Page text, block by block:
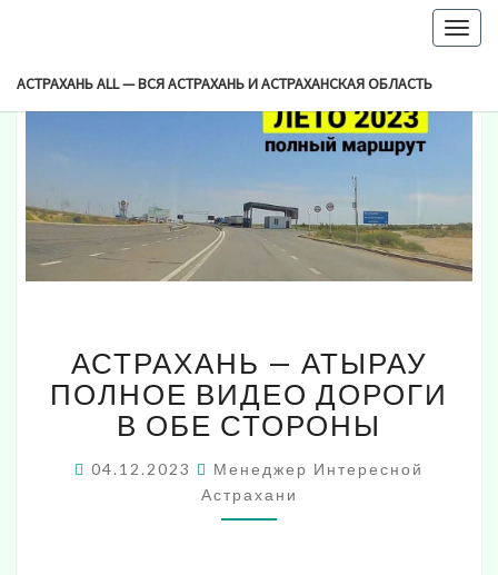
АСТРАХАНЬ ALL — ВСЯ АСТРАХАНЬ И АСТРАХАНСКАЯ ОБЛАСТЬ
—
АТЫРАУ
ПОЛНОЕ
ВИДЕО
ДОРОГИ
ОБЕ
АСТРАХАНЬ — АТЫРАУ
ПОЛНОЕ ВИДЕО ДОРОГИ
В ОБЕ СТОРОНЫ
04.12.2023
Менеджер Интересной
Астрахани